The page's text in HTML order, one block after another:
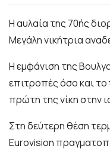
Η αυλαία της 70ής
Μεγάλη νικήτρια
Η εμφάνιση της
επιτροπές όσο και
πρώτη της νίκη στην
Στη δεύτερη θέση
Eurovision